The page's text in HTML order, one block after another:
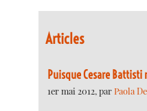
Articles
Puisque Cesare
1er mai 2012, parPaola